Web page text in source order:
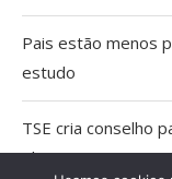
Pais estão menos
estudo
TSE cria conselho
eleições